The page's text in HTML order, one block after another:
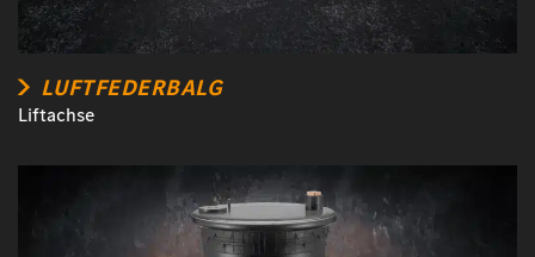
LUFTFEDERBALG
Liftachse